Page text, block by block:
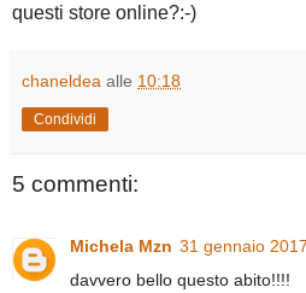
questi store online?:-)
chaneldea alle 10:18
Condividi
5 commenti:
Michela Mzn 31 gennaio
davvero bello questo abito!!!!